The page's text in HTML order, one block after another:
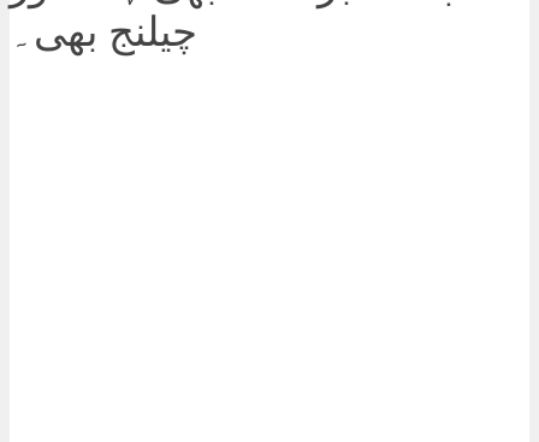
چیلنج بھی۔